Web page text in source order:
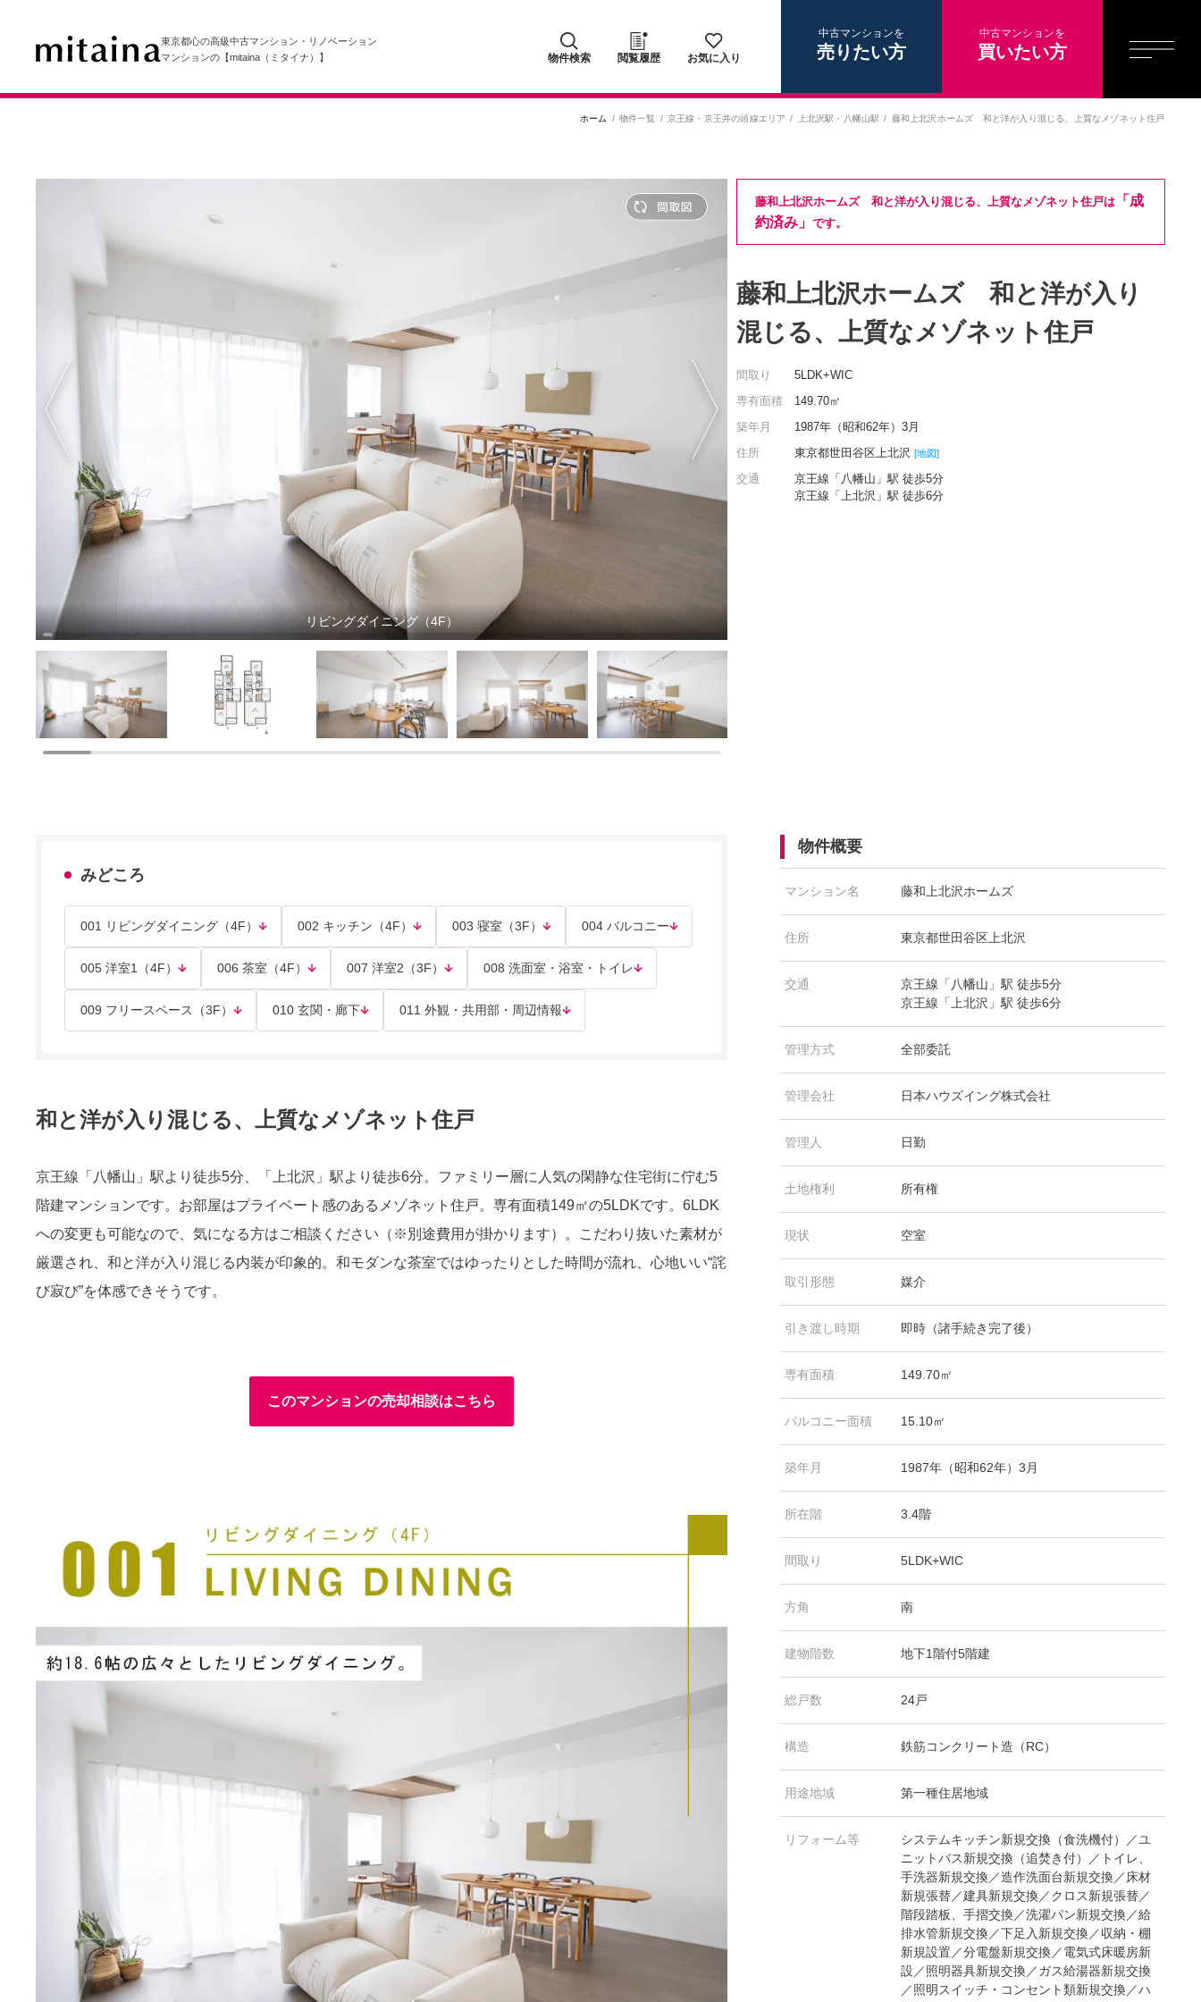
東京都心の高級中古マンション・リノベーション
マンションの【mitaina（ミタイナ）】
物件検索 閲覧履歴 お気に入り
中古マンションを
売りたい方
中古マンションを
買いたい方
ホーム 物件一覧 京王線・京王井の頭線エリア 上北沢駅 ・ 八幡山駅 藤和上北沢ホームズ 和と洋が入り混じる、上質なメゾネット住戸
リビングダイニング（4F）
藤和上北沢ホームズ 和と洋が入り混じる、上質なメゾネット住戸は「成
約済み」 です。
藤和上北沢ホームズ 和と洋が入り
混じる、上質なメゾネット住戸
間取り
5LDK+WIC
専有面積
149.70㎡
築年月
1987年（昭和62年）3月
住所
東京都世田谷区上北沢 [地図]
交通
京王線「八幡山」駅 徒歩5分
京王線「上北沢」駅 徒歩6分
みどころ
001 リビングダイニング（4F） 002 キッチン（4F） 003 寝室（3F） 004 バルコニー
005 洋室1（4F） 006 茶室（4F） 007 洋室2（3F） 008 洗面室・浴室・トイレ
009 フリースペース（3F） 010 玄関・廊下 011 外観・共用部・周辺情報
和と洋が入り混じる、上質なメゾネット住戸
京王線「八幡山」駅より徒歩5分、「上北沢」駅より徒歩6分。ファミリー層に人気の閑静な住宅街に佇む5
階建マンションです。お部屋はプライベート感のあるメゾネット住戸。専有面積149㎡の5LDKです。6LDK
への変更も可能なので、気になる方はご相談ください（※別途費用が掛かります）。こだわり抜いた素材が
厳選され、和と洋が入り混じる内装が印象的。和モダンな茶室ではゆったりとした時間が流れ、心地いい“詫
び寂び”を体感できそうです。
このマンションの売却相談はこちら
物件概要
マンション名 藤和上北沢ホームズ
住所 東京都世田谷区上北沢
交通
京王線「八幡山」駅 徒歩5分
京王線「上北沢」駅 徒歩6分
管理方式 全部委託
管理会社 日本ハウズイング株式会社
管理人 日勤
土地権利 所有権
現状 空室
取引形態 媒介
引き渡し時期 即時（諸手続き完了後）
専有面積 149.70㎡
バルコニー面積 15.10㎡
築年月 1987年（昭和62年）3月
所在階 3.4階
間取り 5LDK+WIC
方角 南
建物階数 地下1階付5階建
総戸数 24戸
構造 鉄筋コンクリート造（RC）
用途地域 第一種住居地域
リフォーム等
システムキッチン新規交換（食洗機付）／ユ
ニットバス新規交換（追焚き付）／トイレ、
手洗器新規交換／造作洗面台新規交換／床材
新規張替／建具新規交換／クロス新規張替／
階段踏板、手摺交換／洗濯パン新規交換／給
排水管新規交換／下足入新規交換／収納・棚
新規設置／分電盤新規交換／電気式床暖房新
設／照明器具新規交換／ガス給湯器新規交換
／照明スイッチ・コンセント類新規交換／ハ